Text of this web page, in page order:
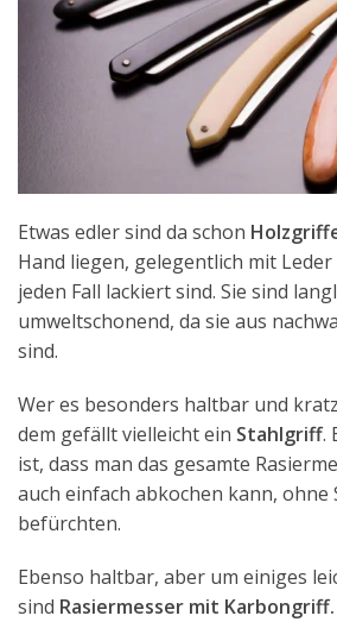
Etwas edler sind da schon
Hand liegen, gelegentlich mit
jeden Fall lackiert sind. Sie sind
umweltschonend, da sie aus
sind.
Wer es besonders haltbar und
dem gefällt vielleicht ein Stahlgriff.
ist, dass man das gesamte
auch einfach abkochen kann, ohne
befürchten.
Ebenso haltbar, aber um einiges
sind Rasiermesser mit Karbongriff.